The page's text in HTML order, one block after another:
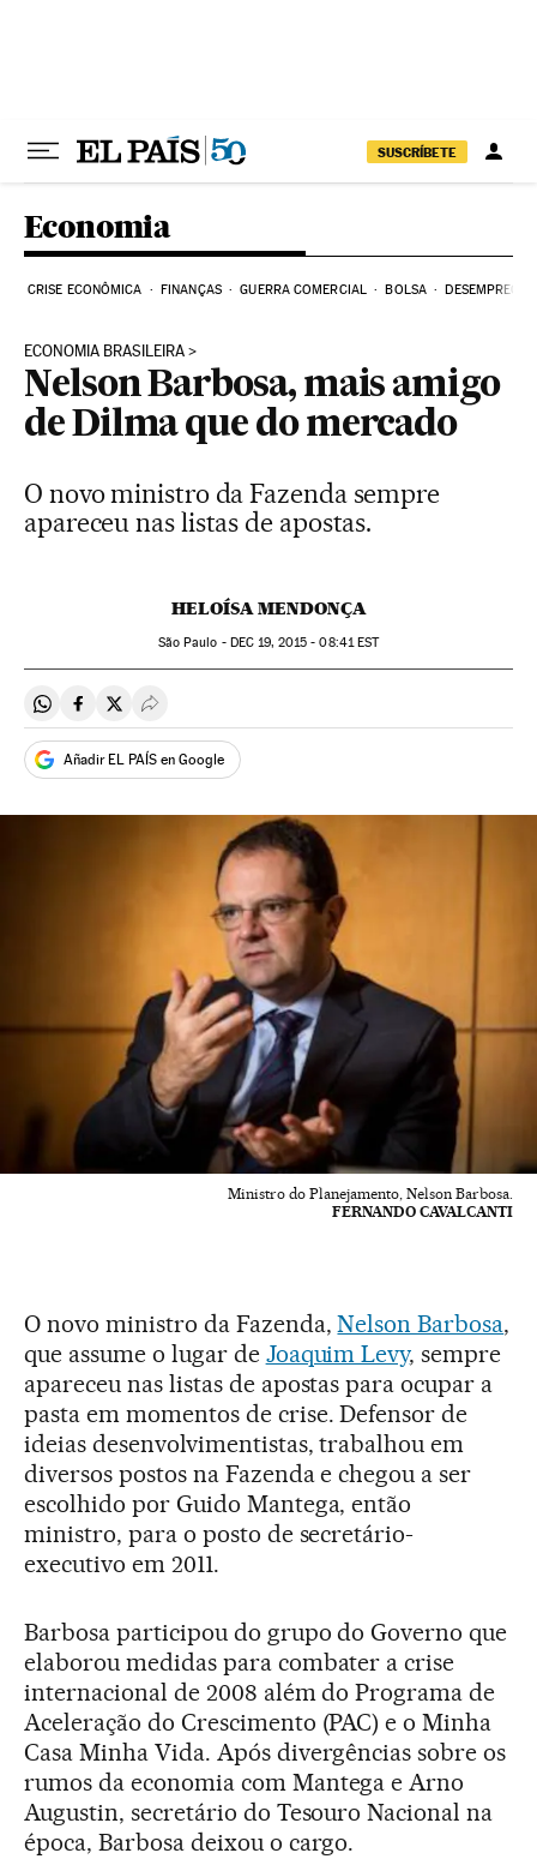
SUSCRÍBETE
Economia
CRISE ECONÔMICA FINANÇAS GUERRA COMERCIAL BOLSA DESEMPREGO
ECONOMIA BRASILEIRA
Nelson Barbosa, mais amigo
de Dilma que do mercado
O novo ministro da Fazenda sempre
apareceu nas listas de apostas.
HELOÍSA MENDONÇA
São Paulo - DEC 19, 2015 - 08:41EST
Compartir en Whatsapp
Compartir en Facebook
Compartir en Twitter
Desplegar Redes Sociales
Añadir EL PAÍS en Google
Ministro do Planejamento, Nelson Barbosa.
FERNANDO CAVALCANTI
O novo ministro da Fazenda,Nelson Barbosa,
que assume o lugar de Joaquim Levy, sempre
apareceu nas listas de apostas para ocupar a
pasta em momentos de crise. Defensor de
ideias desenvolvimentistas, trabalhou em
diversos postos na Fazenda e chegou a ser
escolhido por Guido Mantega, então
ministro, para o posto de secretário-
executivo em 2011.
Barbosa participou do grupo do Governo que
elaborou medidas para combater a crise
internacional de 2008 além do Programa de
Aceleração do Crescimento (PAC) e o Minha
Casa Minha Vida. Após divergências sobre os
rumos da economia com Mantega e Arno
Augustin, secretário do Tesouro Nacional na
época, Barbosa deixou o cargo.